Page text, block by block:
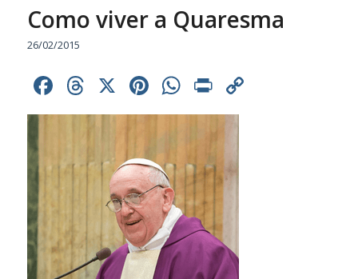
Como viver a Quaresma
26/02/2015
Facebook
Threads
X Pinterest
WhatsApp
Print